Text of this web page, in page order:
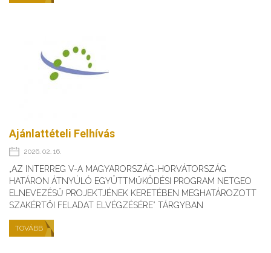
Ajánlattételi Felhívás
2026. 02. 16.
„AZ INTERREG V-A MAGYARORSZÁG-HORVÁTORSZÁG
HATÁRON ÁTNYÚLÓ EGYÜTTMŰKÖDÉSI PROGRAM NETGEO
ELNEVEZÉSŰ PROJEKTJÉNEK KERETÉBEN MEGHATÁROZOTT
SZAKÉRTŐI FELADAT ELVÉGZÉSÉRE” TÁRGYBAN
TOVÁBB